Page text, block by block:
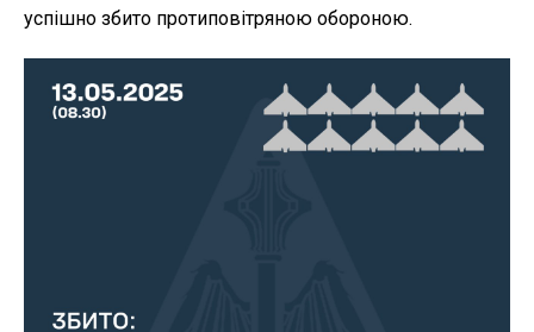
успішно збито протиповітряною обороною.